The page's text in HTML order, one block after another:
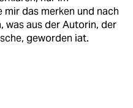
das merken und nach
was aus der Autorin, der
geworden iat.